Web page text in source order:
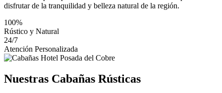
disfrutar de la tranquilidad y belleza natural de la región.
100%
Rústico y Natural
24/7
Atención Personalizada
Nuestras Cabañas Rústicas